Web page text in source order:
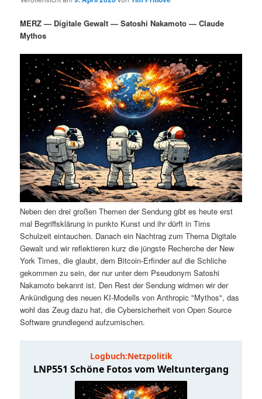
m
r
n
I
n
h
a
l
t
s
p
u
d
r
e
n
I
n
h
a
l
t
n
a
MERZ — Digitale Gewalt — Satoshi Nakamoto — Claude
Mythos
Neben den drei großen Themen der Sendung gibt es heute erst
mal Begriffsklärung in punkto Kunst und ihr dürft in Tims
Schulzeit eintauchen. Danach ein Nachtrag zum Thema Digitale
Gewalt und wir reflektieren kurz die jüngste Recherche der New
York Times, die glaubt, dem Bitcoin-Erfinder auf die Schliche
gekommen zu sein, der nur unter dem Pseudonym Satoshi
Nakamoto bekannt ist. Den Rest der Sendung widmen wir der
Ankündigung des neuen KI-Modells von Anthropic "Mythos", das
wohl das Zeug dazu hat, die Cybersicherheit von Open Source
Software grundlegend aufzumischen.